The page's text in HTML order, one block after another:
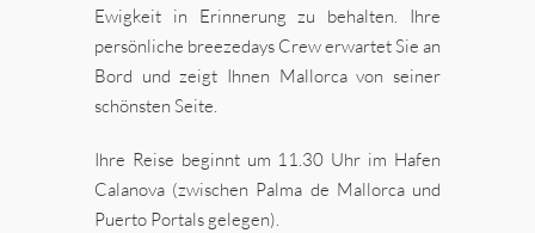
Ewigkeit in Erinnerung zu behalten. Ihre
persönliche breezedays Crew erwartet Sie an
Bord und zeigt Ihnen Mallorca von seiner
schönsten Seite.
Ihre Reise beginnt um 11.30 Uhr im Hafen
Calanova (zwischen Palma de Mallorca und
Puerto Portals gelegen).